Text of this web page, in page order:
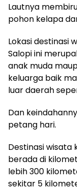
Lautnya
pohon kelapa
Lokasi destinasi
Salopi ini
anak muda
keluarga baik
luar daerah
Dan
petang hari.
Destinasi wisata
berada di
lebih 300
sekitar 5